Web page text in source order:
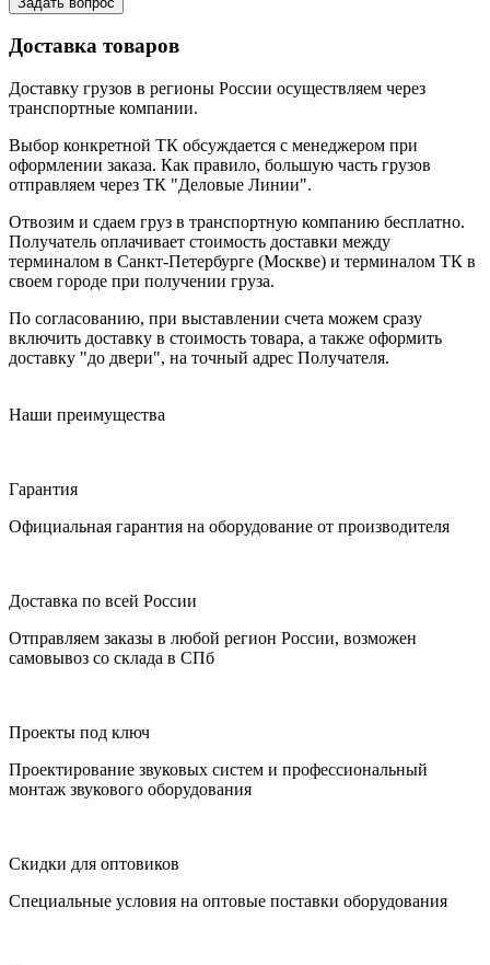
Доставка товаров
Доставку грузов в регионы России осуществляем через
транспортные компании.
Выбор конкретной ТК обсуждается с менеджером при
оформлении заказа. Как правило, большую часть грузов
отправляем через ТК "Деловые Линии".
Отвозим и сдаем груз в транспортную компанию бесплатно.
Получатель оплачивает стоимость доставки между
терминалом в Санкт-Петербурге (Москве) и терминалом ТК в
своем городе при получении груза.
По согласованию, при выставлении счета можем сразу
включить доставку в стоимость товара, а также оформить
доставку "до двери", на точный адрес Получателя.
Наши преимущества
Гарантия
Официальная гарантия на оборудование от производителя
Доставка по всей России
Отправляем заказы в любой регион России, возможен
самовывоз со склада в СПб
Проекты под ключ
Проектирование звуковых систем и профессиональный
монтаж звукового оборудования
Скидки для оптовиков
Специальные условия на оптовые поставки оборудования